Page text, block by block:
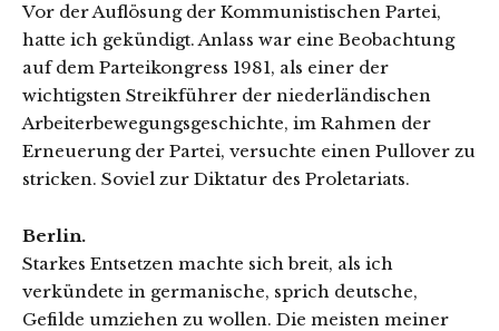
Vor der Auflösung der Kommunistischen Partei,
hatte ich gekündigt. Anlass war eine Beobachtung
auf dem Parteikongress 1981, als einer der
wichtigsten Streikführer der niederländischen
Arbeiterbewegungsgeschichte, im Rahmen der
Erneuerung der Partei, versuchte einen Pullover zu
stricken. Soviel zur Diktatur des Proletariats.
Berlin.
Starkes Entsetzen machte sich breit, als ich
verkündete in germanische, sprich deutsche,
Gefilde umziehen zu wollen. Die meisten meiner